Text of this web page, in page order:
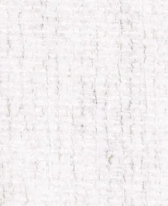
Satin
Taffetas
Velours